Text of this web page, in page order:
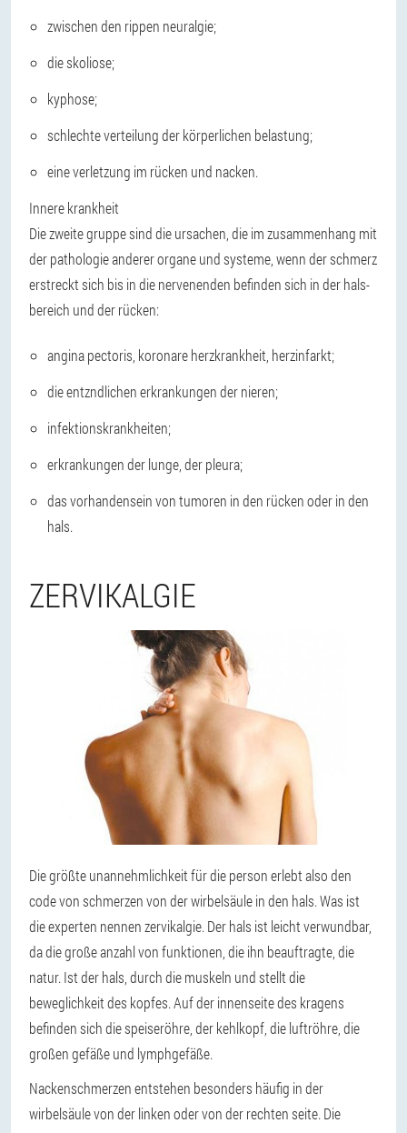
zwischen den rippen neuralgie;
die skoliose;
kyphose;
schlechte verteilung der körperlichen belastung;
eine verletzung im rücken und nacken.
Innere krankheit
Die zweite gruppe sind die ursachen, die im zusammenhang mit
der pathologie anderer organe und systeme, wenn der schmerz
erstreckt sich bis in die nervenenden befinden sich in der hals-
bereich und der rücken:
angina pectoris, koronare herzkrankheit, herzinfarkt;
die entzndlichen erkrankungen der nieren;
infektionskrankheiten;
erkrankungen der lunge, der pleura;
das vorhandensein von tumoren in den rücken oder in den
hals.
ZERVIKALGIE
Die größte unannehmlichkeit für die person erlebt also den
code von schmerzen von der wirbelsäule in den hals. Was ist
die experten nennen zervikalgie. Der hals ist leicht verwundbar,
da die große anzahl von funktionen, die ihn beauftragte, die
natur. Ist der hals, durch die muskeln und stellt die
beweglichkeit des kopfes. Auf der innenseite des kragens
befinden sich die speiseröhre, der kehlkopf, die luftröhre, die
großen gefäße und lymphgefäße.
Nackenschmerzen entstehen besonders häufig in der
wirbelsäule von der linken oder von der rechten seite. Die